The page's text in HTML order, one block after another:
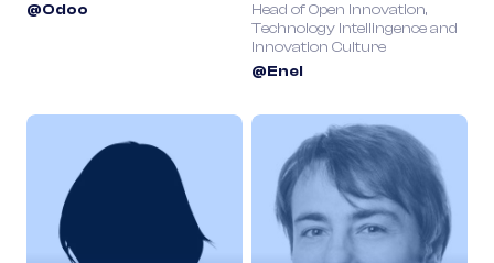
@Odoo
Head of Open Innovation,
Technology Intellingence and
Innovation Culture
@Enel